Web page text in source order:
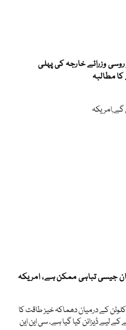
وزرائے خارجہ کی پہلی
مطالبہ
گے,امریکہ
جیسی تباہی ممکن ہے، امریکہ
روس کا جوہری وار ہیڈ 500 سے 800 کلوٹن کے درمیان دھماکہ خیز طاقت کا
لیے ڈیزائن کیا گیا ہے، سی این این